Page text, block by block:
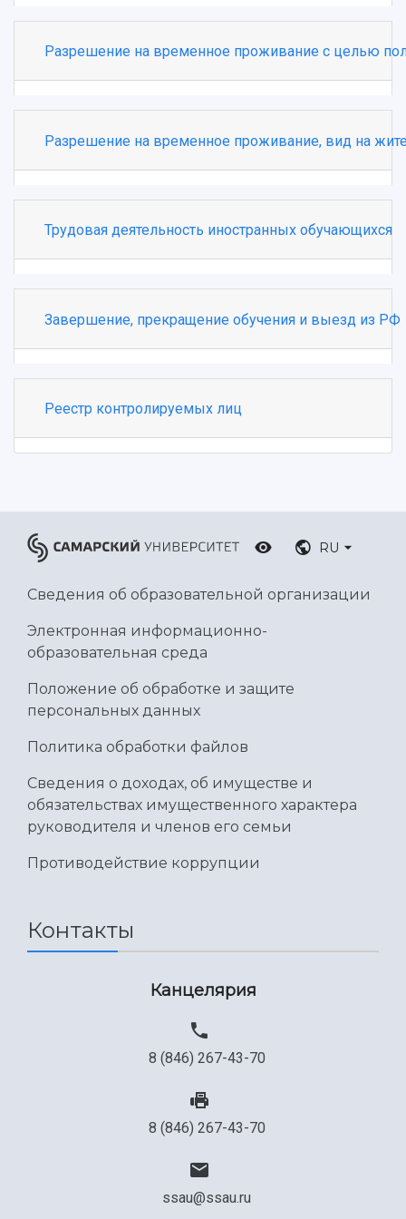
Центр истории авиационных двигателей
Ботанический сад
Разрешение на временное проживание с целью
Разрешение на временное проживание, вид на
Трудовая деятельность иностранных обучающихся
Завершение, прекращение обучения и выезд из РФ
Реестр контролируемых лиц
RU
Сведения об образовательной организации
Электронная информационно-
образовательная среда
Положение об обработке и защите
персональных данных
Политика обработки файлов
Сведения о доходах, об имуществе и
обязательствах имущественного характера
руководителя и членов его семьи
Противодействие коррупции
Контакты
Канцелярия
8 (846) 267-43-70
8 (846) 267-43-70
ssau@ssau.ru